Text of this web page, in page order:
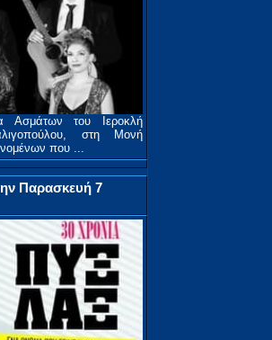
Ασμάτων του Ιεροκλή
στη Μονή
που ...
Παρασκευή 7